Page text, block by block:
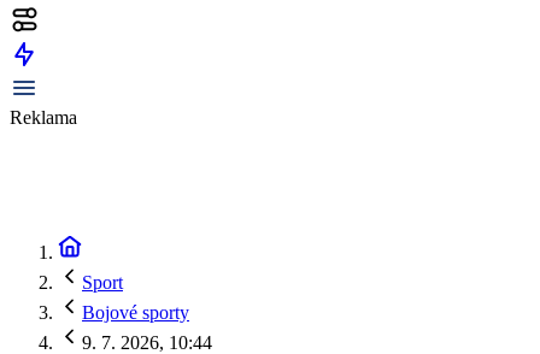
Reklama
Sport
Bojové sporty
9. 7. 2026, 10:44